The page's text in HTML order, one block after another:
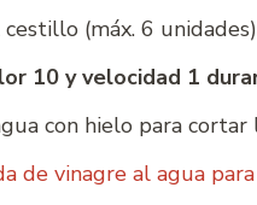
(máx. 6
10 y velocidad 1
con hielo para cortar
de vinagre al agua